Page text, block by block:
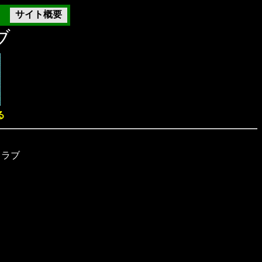
サイト概要
ブ